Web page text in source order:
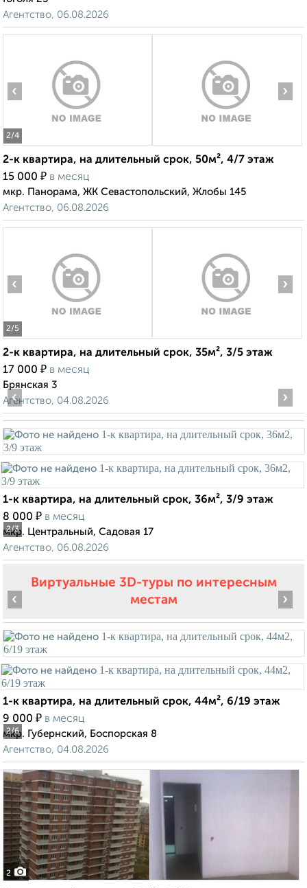
Агентство, 06.08.2026
2/4
‹ ›
2-к квартира, на длительный срок, 50м², 4/7 этаж
15 000 ₽ в месяц
мкр. Панорама, ЖК Севастопольский, Жлобы 145
Агентство, 06.08.2026
2/5
‹ ›
2-к квартира, на длительный срок, 35м², 3/5 этаж
17 000 ₽ в месяц
Брянская 3
Агентство, 04.08.2026
2/3
‹ ›
1-к квартира, на длительный срок, 36м², 3/9 этаж
8 000 ₽ в месяц
мкр. Центральный, Садовая 17
Агентство, 06.08.2026
Виртуальные 3D-туры по интересным
местам
2/6
‹ ›
1-к квартира, на длительный срок, 44м², 6/19 этаж
9 000 ₽ в месяц
мкр. Губернский, Боспорская 8
Агентство, 04.08.2026
2